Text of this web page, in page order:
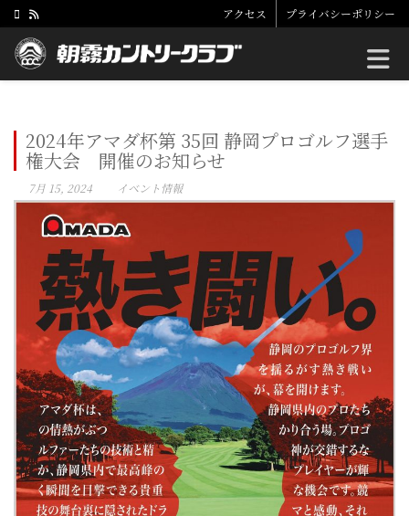
アクセス プライバシーポリシー
2024年アマダ杯第 35回 静岡プロゴルフ選手
権大会 開催のお知らせ
7月 15, 2024 イベント情報